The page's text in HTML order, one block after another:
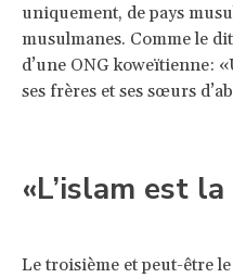
uniquement, de pays
musulmanes. Comme le
d’une ONG koweïtienne:
ses frères et ses sœurs
«L’islam est
Le troisième et peut-être